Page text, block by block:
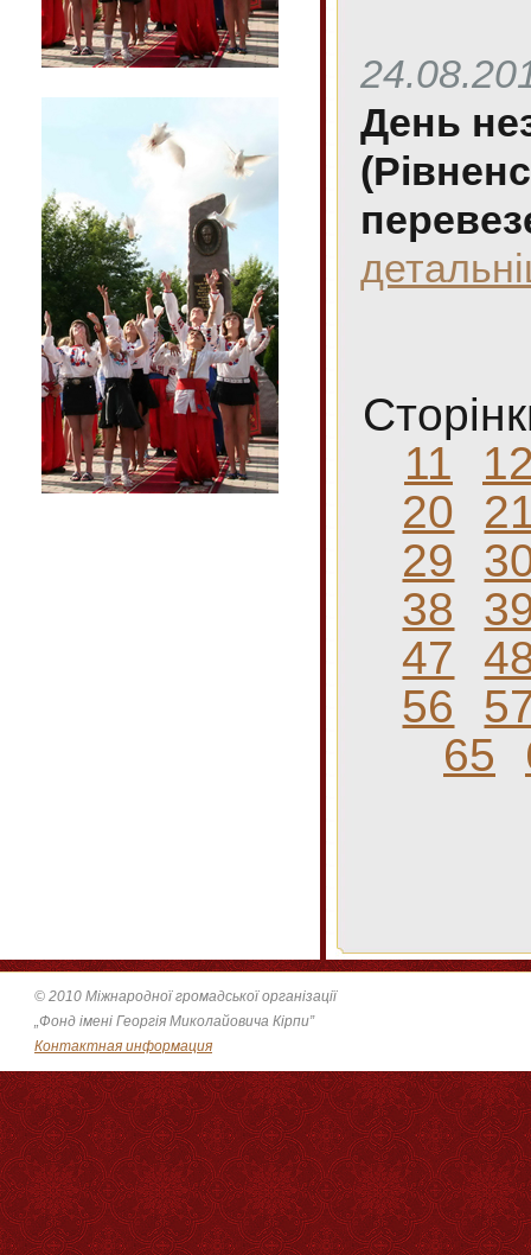
День
11
20
29
38
47
56
65
© 2010 Міжнародної громадської організації
„Фонд імені Георгія Миколайовича Кірпи”
Контактная информация